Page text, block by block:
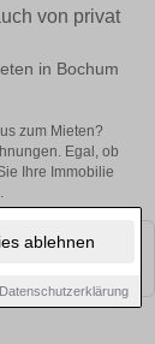
ablehnen
Datenschutzerklärung
von privat
in Bochum
zum Mieten?
Egal, ob
Ihre Immobilie
Schauen Sie